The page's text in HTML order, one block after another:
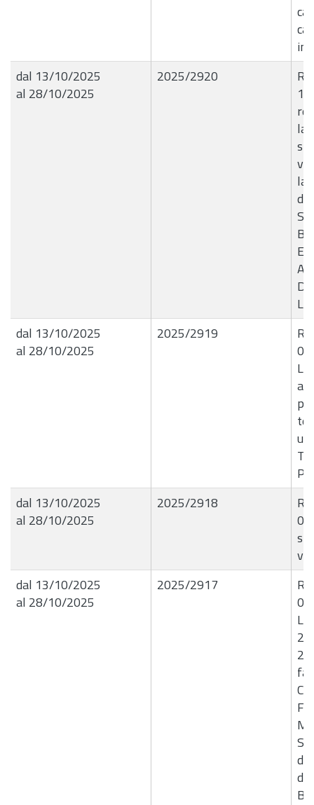
dal 13/10/2025
al 28/10/2025
2025/2920
la
la
DI
dal 13/10/2025
al 28/10/2025
2025/2919
dal 13/10/2025
al 28/10/2025
2025/2918
dal 13/10/2025
al 28/10/2025
2025/2917
di